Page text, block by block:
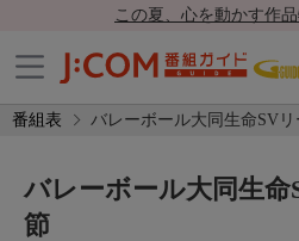
この夏、心を動かす作
番組表 バレーボール大同生命SV
バレーボール大同生命
節